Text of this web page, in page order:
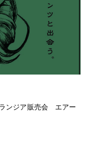
ンジア販売会 エアー